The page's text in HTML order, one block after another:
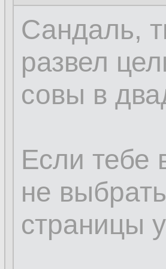
Сандаль,
развел
совы в
Если тебе
не
страницы